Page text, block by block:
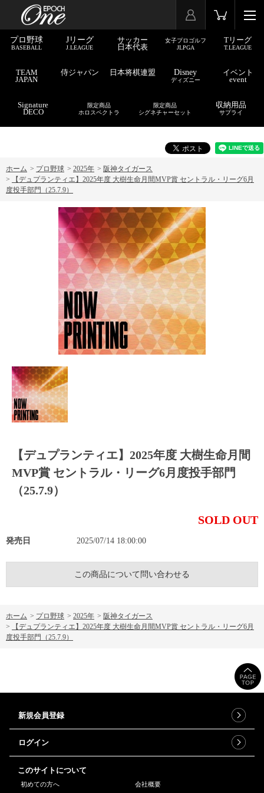
プロ野球
BASEBALL
Jリーグ
J.LEAGUE
サッカー
日本代表
女子プロゴルフ
JLPGA
Tリーグ
T.LEAGUE
TEAM
JAPAN
侍ジャパン 日本将棋連盟 Disney
ディズニー
イベント
event
Signature
DECO
限定商品
ホロスペクトラ
限定商品
シグネチャーセット
収納用品
サプライ
ホーム > プロ野球 > 2025年 > 阪神タイガース
>
【デュプランティエ】2025年度 大樹生命月間MVP賞 セントラル・リーグ6月
度投手部門（25.7.9）
【デュプランティエ】2025年度 大樹生命月間
MVP賞 セントラル・リーグ6月度投手部門
（25.7.9）
SOLD OUT
発売日 2025/07/14 18:00:00
この商品について問い合わせる
ホーム > プロ野球 > 2025年 > 阪神タイガース
>
【デュプランティエ】2025年度 大樹生命月間MVP賞 セントラル・リーグ6月
度投手部門（25.7.9）
新規会員登録
ログイン
このサイトについて
初めての方へ 会社概要